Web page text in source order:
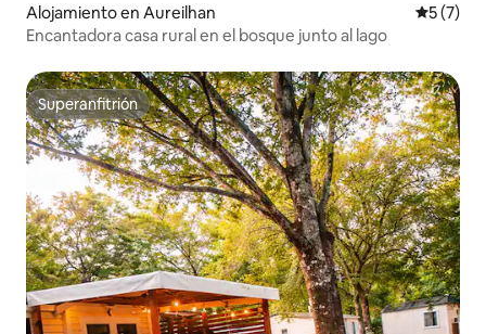
Alojamiento en Aureilhan
5 (7)
Encantadora casa rural en el bosque junto al lago
Superanfitrión
Superanfitrión